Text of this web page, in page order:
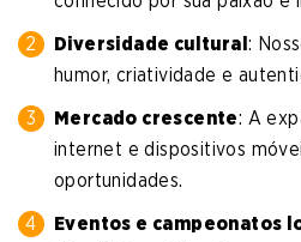
Diversidade cultural:
humor, criatividade e
Mercado crescente: A
internet e dispositivos
oportunidades.
Eventos e campeonatos